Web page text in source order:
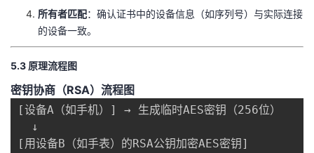
​所有者匹配​​：确认证书中的设备信息（如序列号）与实际连接
的设备一致。
​5.3 原理流程图​
​密钥协商（RSA）流程图​
[设备A（如手机）] → 生成临时AES密钥（256位）
  ↓
[用设备B（如手表）的RSA公钥加密AES密钥]